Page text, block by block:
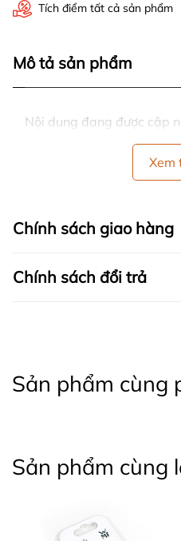
Tích điểm tất cả sản phẩm
Mô tả sản phẩm
Nội dung đang được cập
Xem
Chính sách giao hàng
Chính sách đổi trả
Sản phẩm cùng
Sản phẩm cùng